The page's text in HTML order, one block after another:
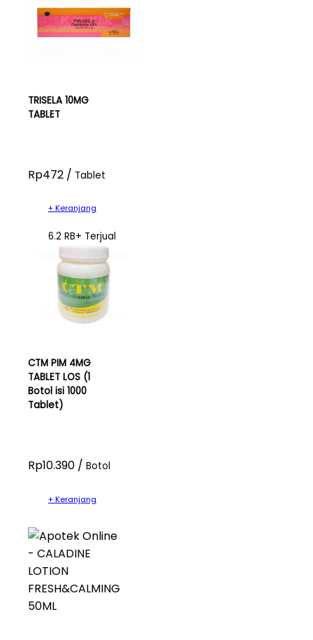
TRISELA 10MG
TABLET
Rp472 / Tablet
+ Keranjang
6.2 RB+ Terjual
CTM PIM 4MG
TABLET LOS (1
Botol isi 1000
Tablet)
Rp10.390 / Botol
+ Keranjang